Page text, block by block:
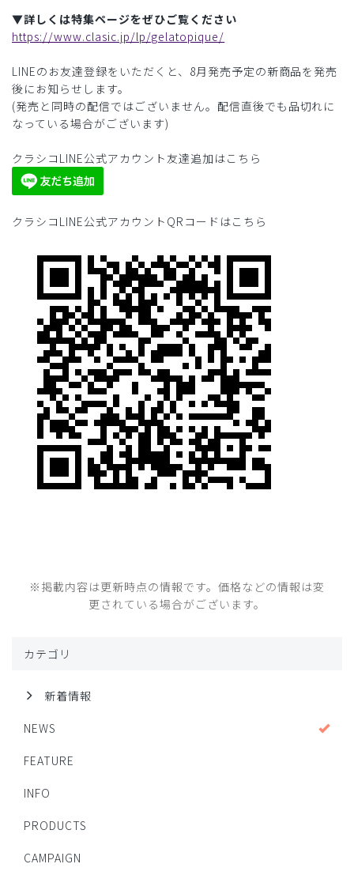
▼詳しくは特集ページをぜひご覧ください
https://www.clasic.jp/lp/gelatopique/
LINEのお友達登録をいただくと、8月発売予定の新商品を発売
後にお知らせします。
(発売と同時の配信ではございません。配信直後でも品切れに
なっている場合がございます)
クラシコLINE公式アカウント友達追加はこちら
クラシコLINE公式アカウントQRコードはこちら
※掲載内容は更新時点の情報です。価格などの情報は変
更されている場合がございます。
カテゴリ
新着情報
NEWS
FEATURE
INFO
PRODUCTS
CAMPAIGN